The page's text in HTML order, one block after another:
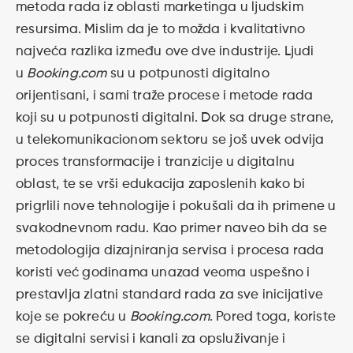
metoda rada iz oblasti marketinga u ljudskim
resursima. Mislim da je to možda i kvalitativno
najveća razlika između ove dve industrije. Ljudi
u Booking.comsu u potpunosti digitalno
orijentisani, i sami traže procese i metode rada
koji su u potpunosti digitalni. Dok sa druge strane,
u telekomunikacionom sektoru se još uvek odvija
proces transformacije i tranzicije u digitalnu
oblast, te se vrši edukacija zaposlenih kako bi
prigrlili nove tehnologije i pokušali da ih primene u
svakodnevnom radu. Kao primer naveo bih da se
metodologija dizajniranja servisa i procesa rada
koristi već godinama unazad veoma uspešno i
prestavlja zlatni standard rada za sve inicijative
koje se pokreću u Booking.com. Pored toga, koriste
se digitalni servisi i kanali za opsluživanje i